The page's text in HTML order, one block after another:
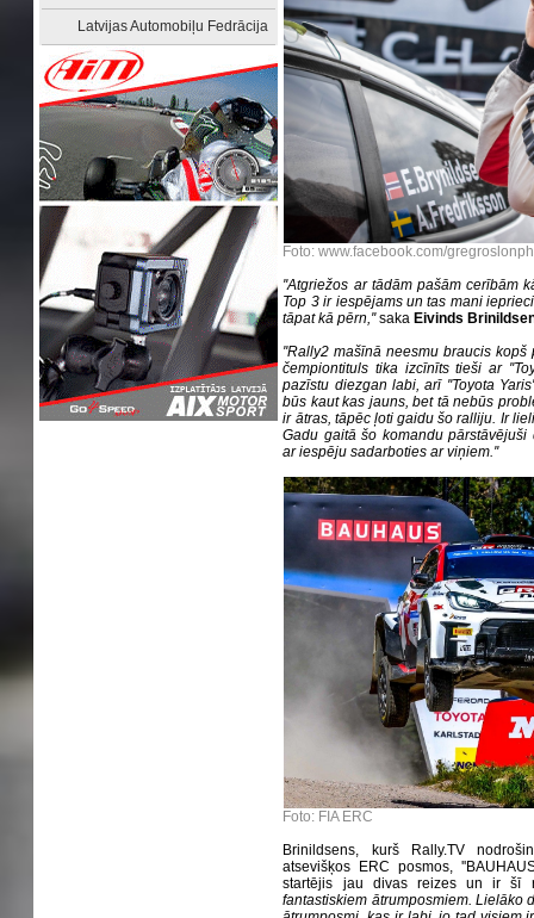
Latvijas Automobiļu Fedrācija
Foto: www.facebook.com/
''Atgriežos ar tādām pašām cerībām
Top 3 ir iespējams un tas mani
tāpat kā pērn,''saka Eivinds
''Rally2 mašīnā neesmu braucis
čempiontituls tika izcīnīts tieši ar
pazīstu diezgan labi, arī ''Toyota
būs kaut kas jauns, bet tā nebūs
ir ātras, tāpēc ļoti gaidu šo ralliju. Ir
Gadu gaitā šo komandu
ar iespēju sadarboties ar viņiem.''
Foto: FIA ERC
Brinildsens, kurš Rally.TV
atsevišķos ERC posmos,
startējis jau divas reizes un ir šī
fantastiskiem ātrumposmiem. Lielāko